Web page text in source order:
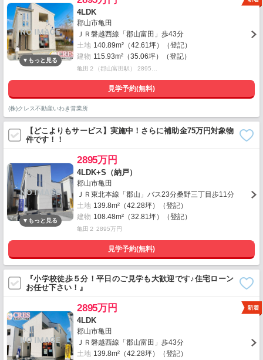
4LDK
郡山市亀田
ＪＲ磐越西線「郡山富田」歩43分
土地 140.89m²（42.61坪）（登記）
建物 115.93m²（35.06坪）（登記）
亀田２（郡山富田駅） 2895…
見学予約(無料)
(株)クレス不動産いわき営業所
【どこよりもサービス】実施中！さらに補助金75万円対象物
件です！！
2895万円
4LDK+S（納戸）
郡山市亀田
ＪＲ東北本線「郡山」バス23分桑野三丁目歩11分
土地 139.8m²（42.28坪）（登記）
建物 108.48m²（32.81坪）（登記）
亀田２ 2895万円
見学予約(無料)
『小学校徒歩５分！平日のご見学も大歓迎です♪住宅ローン
お任せ下さい！』
2895万円
4LDK
郡山市亀田
ＪＲ磐越西線「郡山富田」歩43分
土地 139.8m²（42.28坪）（登記）